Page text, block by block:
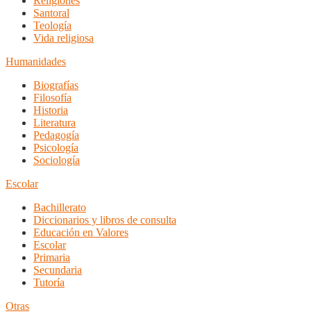
Santoral
Teología
Vida religiosa
Humanidades
Biografías
Filosofía
Historia
Literatura
Pedagogía
Psicología
Sociología
Escolar
Bachillerato
Diccionarios y libros de consulta
Educación en Valores
Escolar
Primaria
Secundaria
Tutoría
Otras